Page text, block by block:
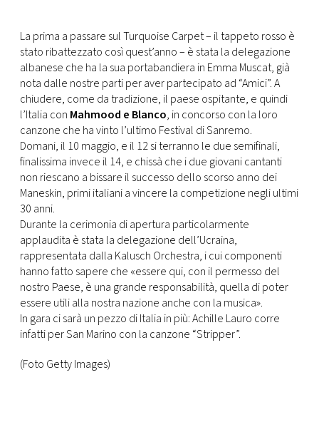
La prima a passare sul Turquoise Carpet – il tappeto rosso è
stato ribattezzato così quest’anno – è stata la delegazione
albanese che ha la sua portabandiera in Emma Muscat, già
nota dalle nostre parti per aver partecipato ad “Amici”. A
chiudere, come da tradizione, il paese ospitante, e quindi
l’Italia con Mahmood e Blanco, in concorso con la loro
canzone che ha vinto l’ultimo Festival di Sanremo.
Domani, il 10 maggio, e il 12 si terranno le due semifinali,
finalissima invece il 14, e chissà che i due giovani cantanti
non riescano a bissare il successo dello scorso anno dei
Maneskin, primi italiani a vincere la competizione negli ultimi
30 anni.
Durante la cerimonia di apertura particolarmente
applaudita è stata la delegazione dell’Ucraina,
rappresentata dalla Kalusch Orchestra, i cui componenti
hanno fatto sapere che «essere qui, con il permesso del
nostro Paese, è una grande responsabilità, quella di poter
essere utili alla nostra nazione anche con la musica».
In gara ci sarà un pezzo di Italia in più: Achille Lauro corre
infatti per San Marino con la canzone “Stripper”.
(Foto Getty Images)